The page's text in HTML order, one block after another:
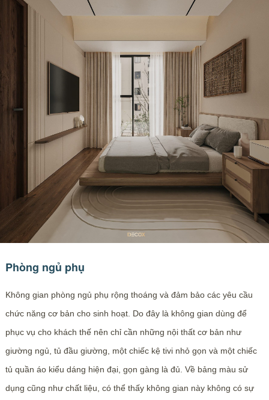
Phòng ngủ phụ
Không gian phòng ngủ phụ rộng thoáng và đảm bảo các yêu cầu
chức năng cơ bản cho sinh hoạt. Do đây là không gian dùng để
phục vụ cho khách thế nên chỉ cần những nội thất cơ bản như
giường ngủ, tủ đầu giường, một chiếc kệ tivi nhỏ gọn và một chiếc
tủ quần áo kiểu dáng hiện đại, gọn gàng là đủ. Về bảng màu sử
dụng cũng như chất liệu, có thể thấy không gian này không có sự